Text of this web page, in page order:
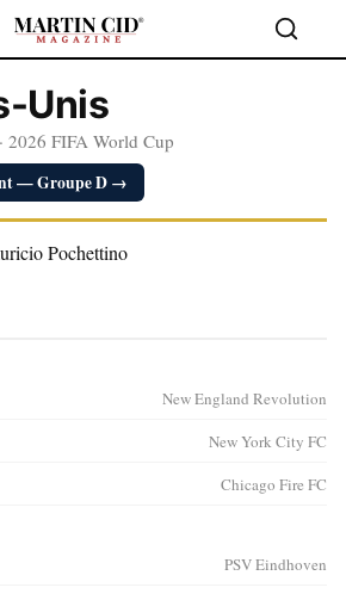
Unis
· 2026 FIFA World Cup
— Groupe D →
Pochettino
New England Revolution
New York City FC
Chicago Fire FC
PSV Eindhoven